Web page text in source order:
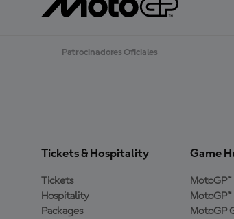
Patrocinadores Oficiales
Tickets & Hospitality
Tickets
Hospitality
Packages
Game
MotoGP™
MotoGP